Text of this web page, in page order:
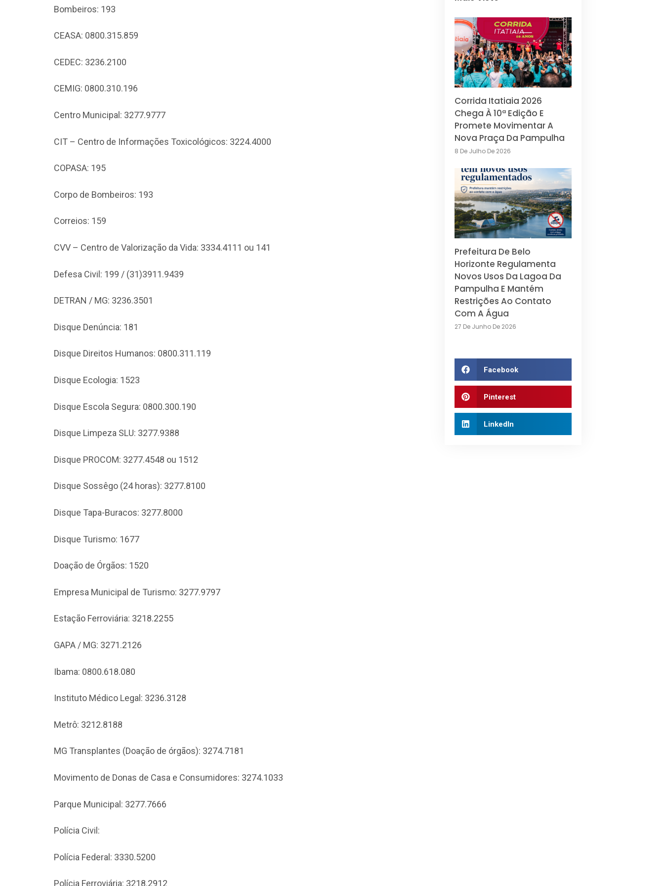
Bombeiros: 193
CEASA: 0800.315.859
CEDEC: 3236.2100
CEMIG: 0800.310.196
Centro Municipal: 3277.9777
CIT – Centro de Informações Toxicológicos: 3224.4000
COPASA: 195
Corpo de Bombeiros: 193
Correios: 159
CVV – Centro de Valorização da Vida: 3334.4111 ou 141
Defesa Civil: 199 / (31)3911.9439
DETRAN / MG: 3236.3501
Disque Denúncia: 181
Disque Direitos Humanos: 0800.311.119
Disque Ecologia: 1523
Disque Escola Segura: 0800.300.190
Disque Limpeza SLU: 3277.9388
Disque PROCOM: 3277.4548 ou 1512
Disque Sossêgo (24 horas): 3277.8100
Disque Tapa-Buracos: 3277.8000
Disque Turismo: 1677
Doação de Órgãos: 1520
Empresa Municipal de Turismo: 3277.9797
Estação Ferroviária: 3218.2255
GAPA / MG: 3271.2126
Ibama: 0800.618.080
Instituto Médico Legal: 3236.3128
Metrô: 3212.8188
MG Transplantes (Doação de órgãos): 3274.7181
Movimento de Donas de Casa e Consumidores: 3274.1033
Parque Municipal: 3277.7666
Polícia Civil:
Polícia Federal: 3330.5200
Polícia Ferroviária: 3218.2912
Corrida Itatiaia 2026
Chega À 10ª Edição E
Promete Movimentar A
Nova Praça Da Pampulha
8 De Julho De 2026
Prefeitura De Belo
Horizonte Regulamenta
Novos Usos Da Lagoa Da
Pampulha E Mantém
Restrições Ao Contato
Com A Água
27 De Junho De 2026
Facebook
Pinterest
LinkedIn